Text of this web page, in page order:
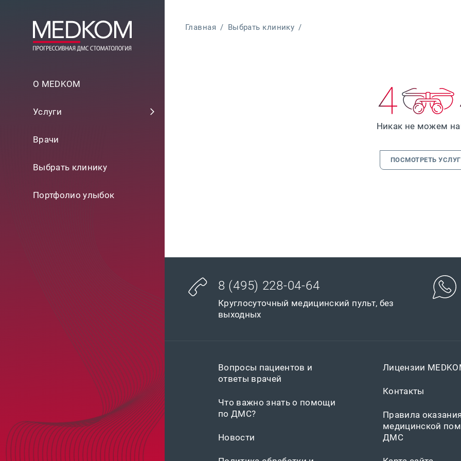
О MEDKOM
Услуги
Врачи
Выбрать клинику
Портфолио улыбок
Главная / Выбрать клинику /
Никак не можем
ПОСМОТРЕТЬ
8 (495) 228-04-64
Круглосуточный медицинский пульт, без
выходных
Вопросы пациентов и
ответы врачей
Что важно знать о помощи
по ДМС?
Новости
Лицензии
Контакты
Правила оказания
медицинской
ДМС